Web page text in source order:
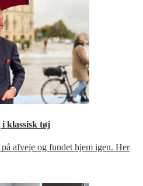
klassisk tøj
afveje og fundet hjem igen. Her